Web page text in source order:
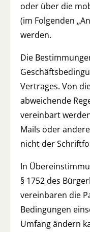
oder über die
(im Folgenden
werden.
Die
Vertrages. Von
abweichende
vereinbart
Mails oder
nicht der
In
§ 1752 des
vereinbaren die
Bedingungen
Umfang ändern